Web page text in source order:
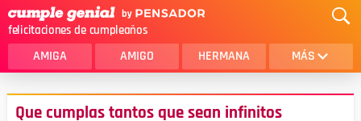
felicitaciones de cumpleaños
AMIGA AMIGO HERMANA MÁS
MAMA
AMOR
Que cumplas tantos que sean infinitos